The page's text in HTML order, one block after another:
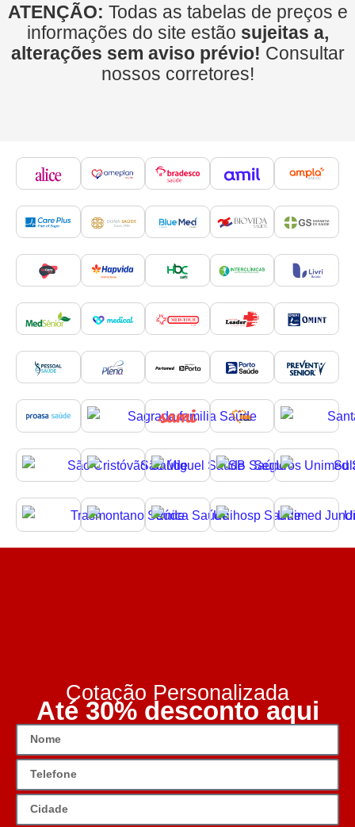
ATENÇÃO: Todas as tabelas de preços e
informações do site estão sujeitas a,
alterações sem aviso prévio! Consultar
nossos corretores!
Cotação Personalizada
Até 30% desconto aqui